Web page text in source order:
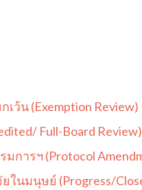
ว้น (Exemption Review)
Full-Board Review)
ารฯ (Protocol
นมนุษย์ (Progress/